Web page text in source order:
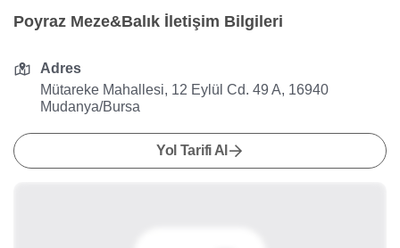
Poyraz Meze&Balık İletişim Bilgileri
Adres
Mütareke Mahallesi, 12 Eylül Cd. 49 A, 16940
Mudanya/Bursa
Yol Tarifi Al